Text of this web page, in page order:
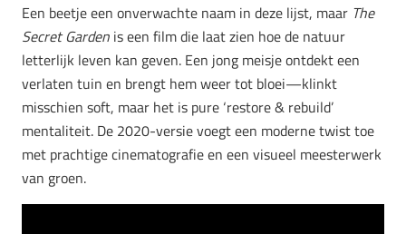
Een beetje een onverwachte naam in deze lijst, maar The
Secret Garden is een film die laat zien hoe de natuur
letterlijk leven kan geven. Een jong meisje ontdekt een
verlaten tuin en brengt hem weer tot bloei—klinkt
misschien soft, maar het is pure ‘restore & rebuild’
mentaliteit. De 2020-versie voegt een moderne twist toe
met prachtige cinematografie en een visueel meesterwerk
van groen.